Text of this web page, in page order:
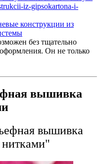
конструкции из
без тщательно
Он не только
вышивка
вышивка